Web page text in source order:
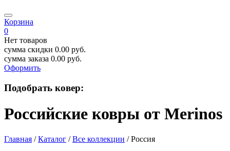
Корзина
0
Нет товаров
сумма скидки 0.00 руб.
сумма заказа 0.00 руб.
Оформить
Подобрать ковер:
Российские ковры от Merinos
Главная / Каталог / Все коллекции / Россия